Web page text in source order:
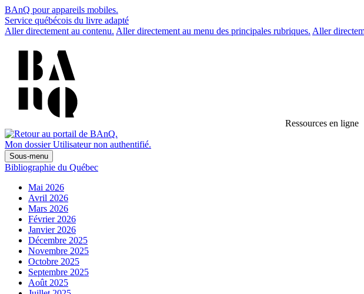
BAnQ pour appareils mobiles.
Service québécois du livre adapté
Aller directement au contenu. Aller directement au menu des principales rubriques. Aller
Ressources en ligne
Mon dossier Utilisateur non authentifié.
Sous-menu
Bibliographie du Québec
Mai 2026
Avril 2026
Mars 2026
Février 2026
Janvier 2026
Décembre 2025
Novembre 2025
Octobre 2025
Septembre 2025
Août 2025